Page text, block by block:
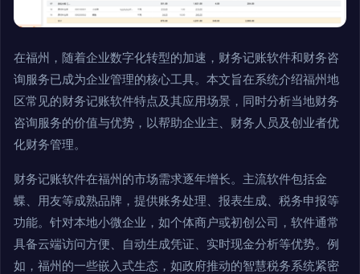
在福州，随着企业数字化转型的加速，财务记账软件和财务咨
询服务已成为企业管理的核心工具。本文旨在系统介绍福州地
区常见的财务记账软件特点及其应用场景，同时分析当地财务
咨询服务的价值与优势，以帮助企业主、财务人员及创业者优
化财务管理。
财务记账软件在福州的市场需求逐年增长。主流软件包括金
蝶、用友等成熟品牌，提供账务处理、报表生成、税务申报等
功能。针对本地小微企业，如个体商户或初创公司，软件通常
具备云端访问方便、自动生成凭证、实时现金分析等优势。例
如，福州的一些嵌入式生态，如政府推动的智慧税务系统紧密